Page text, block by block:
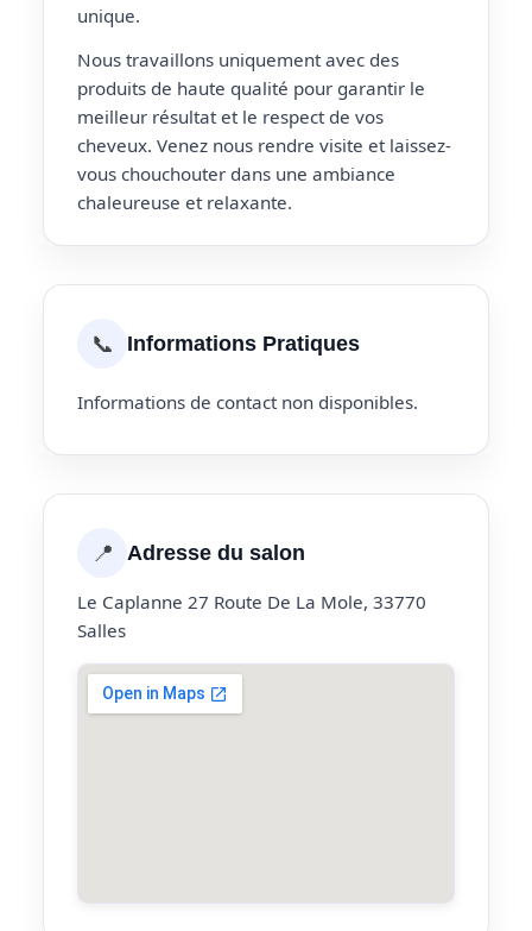
unique.
Nous travaillons uniquement avec des
produits de haute qualité pour garantir le
meilleur résultat et le respect de vos
cheveux. Venez nous rendre visite et laissez-
vous chouchouter dans une ambiance
chaleureuse et relaxante.
📞 Informations Pratiques
Informations de contact non disponibles.
📍 Adresse du salon
Le Caplanne 27 Route De La Mole, 33770
Salles